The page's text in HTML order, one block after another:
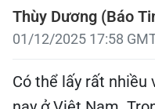
Thùy Dương (Báo
01/12/2025 17:58
Có thể lấy rất nhiều